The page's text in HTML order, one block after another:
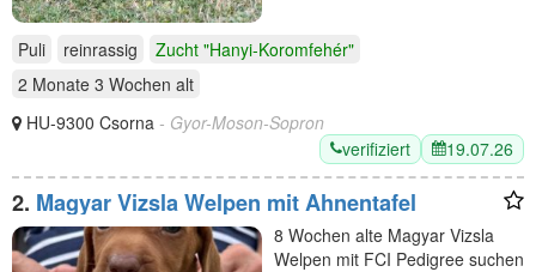
Puli reinrassig
Zucht "Hanyi-Koromfehér"
2 Monate 3 Wochen alt
HU-9300 Csorna - Gyor-Moson-Sopron
verifiziert
19.07.26
2. Magyar Vizsla Welpen mit Ahnentafel
8 Wochen alte Magyar Vizsla
Welpen mit FCI Pedigree suchen